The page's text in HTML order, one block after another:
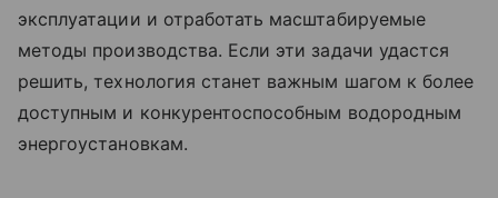
эксплуатации и отработать масштабируемые
методы производства. Если эти задачи удастся
решить, технология станет важным шагом к более
доступным и конкурентоспособным водородным
энергоустановкам.